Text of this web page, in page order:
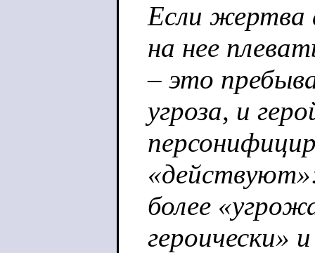
Если жертва
на нее
– это
угроза, и
«действуют»:
более
героически»